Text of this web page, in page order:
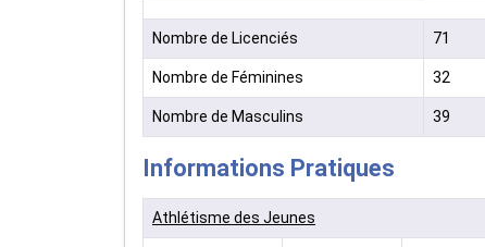
Nombre de Licenciés 71
Nombre de Féminines 32
Nombre de Masculins 39
Informations Pratiques
Athlétisme des Jeunes